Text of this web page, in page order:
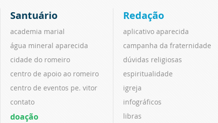
Santuário
academia marial
água mineral aparecida
cidade do romeiro
centro de apoio ao romeiro
centro de eventos pe. vitor
contato
doação
Redação
aplicativo aparecida
campanha da fraternidade
dúvidas religiosas
espiritualidade
igreja
infográficos
libras